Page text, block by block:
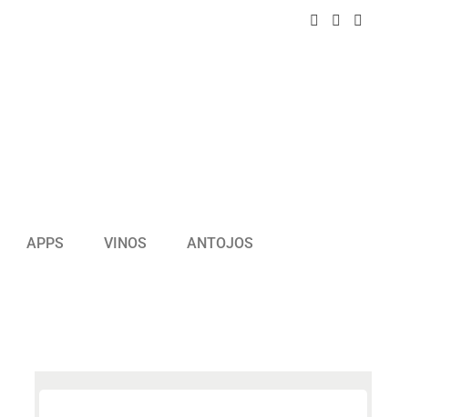
APPS VINOS ANTOJOS